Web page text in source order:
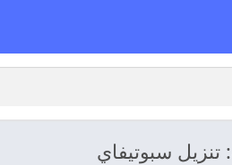
تنزيل سبوتيفاي